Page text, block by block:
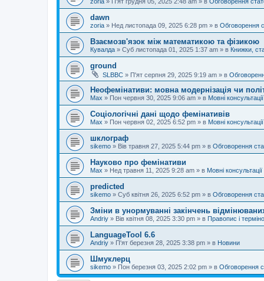
dawn
zoria » Нед листопада 09, 2025 6:28 pm » в Обговорення
Взаємозв'язок між математикою та фізикою
Кувалда » Суб листопада 01, 2025 1:37 am » в Книжки,
ground
SLBBC » П'ят серпня 29, 2025 9:19 am » в
Неофемінативи: мовна модернізація чи
Max » Пон червня 30, 2025 9:06 am » в Мовні консультації
Соціологічні дані щодо фемінативів
Max » Пон червня 02, 2025 6:52 pm » в Мовні консультації
шклограф
sikemo » Вів травня 27, 2025 5:44 pm » в Обговорення
Науково про фемінативи
Max » Нед травня 11, 2025 9:28 am » в Мовні консультації
predicted
sikemo » Суб квітня 26, 2025 6:52 pm » в Обговорення
Зміни в унормуванні закінчень
Andriy » Вів квітня 08, 2025 3:30 pm » в Правопис і
LanguageTool 6.6
Andriy » П'ят березня 28, 2025 3:38 pm » в Новини
Шмуклерц
sikemo » Пон березня 03, 2025 2:02 pm » в Обговорення